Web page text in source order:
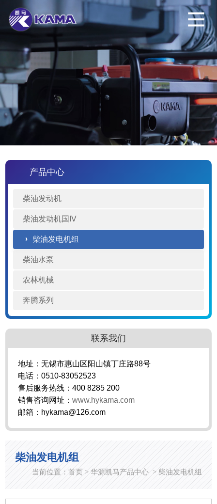
产品中心
柴油发动机
柴油发动机国IV
柴油发电机组
柴油水泵
农林机械
奔腾系列
联系我们
地址：无锡市惠山区阳山镇丁庄路88号
电话：0510-83052523
售后服务热线：400 8285 200
销售咨询网址：www.hykama.com
邮箱：hykama@126.com
柴油发电机组
当前位置： 首页 > 华源凯马产品中心 > 柴油发电机组